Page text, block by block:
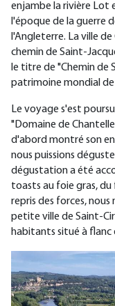
enjambe la rivière
l'époque de la guerre
l'Angleterre. La ville
chemin de Saint-
le titre de "Chemin de
patrimoine mondial de
Le voyage s'est
"Domaine de
d'abord montré son
nous puissions
dégustation a été
toasts au foie gras,
repris des forces, nous
petite ville de Saint-
habitants situé à flanc